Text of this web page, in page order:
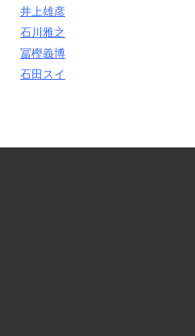
井上雄彦
石川雅之
冨樫義博
石田スイ